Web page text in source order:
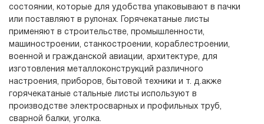
состоянии, которые для удобства упаковывают в пачки
или поставляют в рулонах. Горячекатаные листы
применяют в строительстве, промышленности,
машиностроении, станкостроении, кораблестроении,
военной и гражданской авиации, архитектуре, для
изготовления металлоконструкций различного
настроения, приборов, бытовой техники и т. д.акже
горячекатаные стальные листы используют в
производстве электросварных и профильных труб,
сварной балки, уголка.